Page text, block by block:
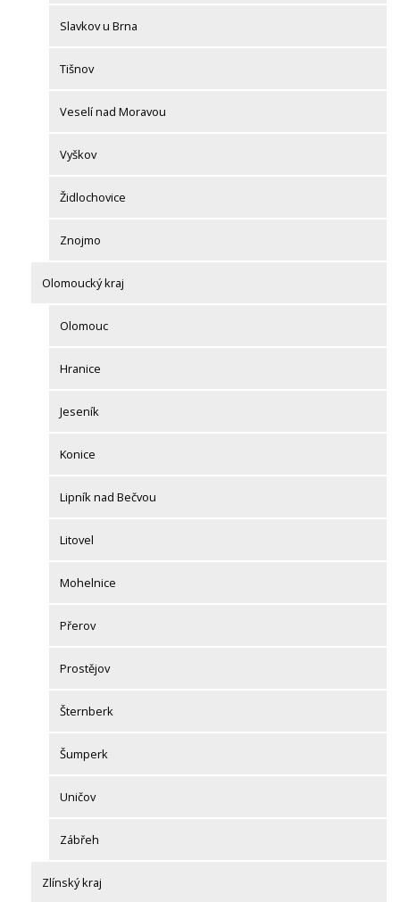
Slavkov u Brna
Tišnov
Veselí nad Moravou
Vyškov
Židlochovice
Znojmo
Olomoucký kraj
Olomouc
Hranice
Jeseník
Konice
Lipník nad Bečvou
Litovel
Mohelnice
Přerov
Prostějov
Šternberk
Šumperk
Uničov
Zábřeh
Zlínský kraj